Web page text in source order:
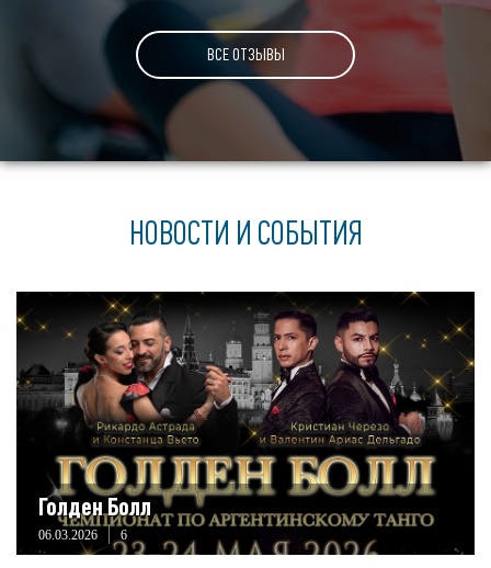
ВСЕ ОТЗЫВЫ
НОВОСТИ И СОБЫТИЯ
Голден Болл
06.03.2026 6